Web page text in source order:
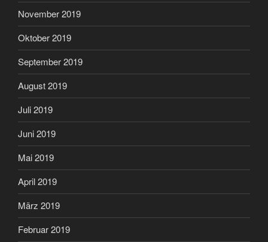
November 2019
Oktober 2019
September 2019
August 2019
Juli 2019
Juni 2019
Mai 2019
April 2019
März 2019
Februar 2019